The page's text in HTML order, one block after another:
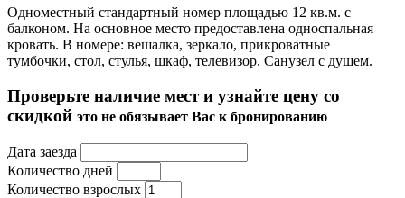
Одноместный стандартный номер площадью 12 кв.м. с
балконом. На основное место предоставлена односпальная
кровать. В номере: вешалка, зеркало, прикроватные
тумбочки, стол, стулья, шкаф, телевизор. Санузел с душем.
Проверьте наличие мест и узнайте цену со
скидкой это не обязывает Вас к бронированию
Дата заезда
Количество дней
Количество взрослых